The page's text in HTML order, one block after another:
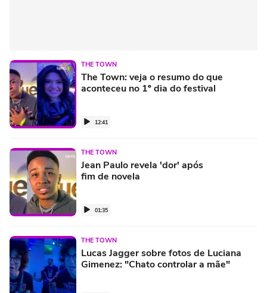
THE TOWN
The Town: veja o resumo do que
aconteceu no 1º dia do festival
12:41
THE TOWN
Jean Paulo revela 'dor' após
fim de novela
01:35
THE TOWN
Lucas Jagger sobre fotos de Luciana
Gimenez: "Chato controlar a mãe"